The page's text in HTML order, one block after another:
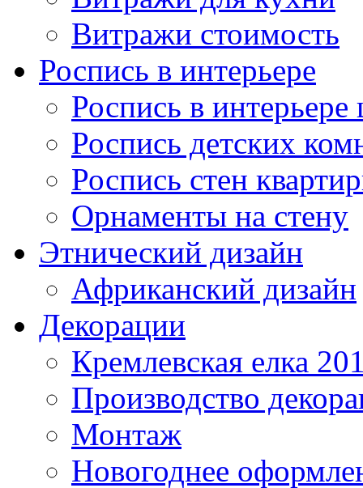
Витражи стоимость
Роспись в интерьере
Роспись в интерьере
Роспись детских
Роспись стен
Орнаменты на стену
Этнический дизайн
Африканский дизайн
Декорации
Кремлевская елка
Производство
Монтаж
Новогоднее